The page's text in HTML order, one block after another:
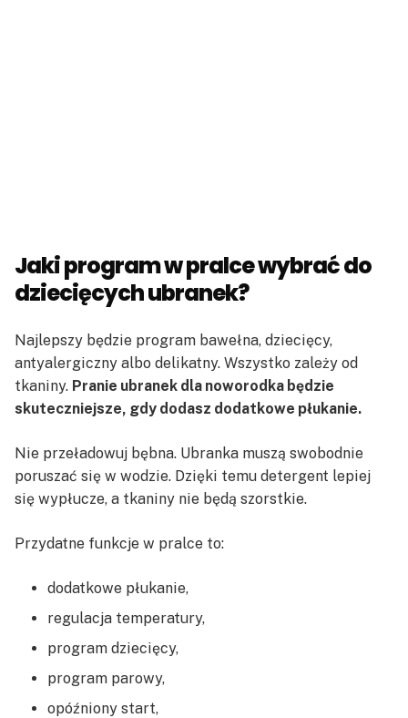
Jaki program w pralce wybrać do
dziecięcych ubranek?
Najlepszy będzie program bawełna, dziecięcy,
antyalergiczny albo delikatny. Wszystko zależy od
tkaniny. Pranie ubranek dla noworodka będzie
skuteczniejsze, gdy dodasz dodatkowe płukanie.
Nie przeładowuj bębna. Ubranka muszą swobodnie
poruszać się w wodzie. Dzięki temu detergent lepiej
się wypłucze, a tkaniny nie będą szorstkie.
Przydatne funkcje w pralce to:
dodatkowe płukanie,
regulacja temperatury,
program dziecięcy,
program parowy,
opóźniony start,